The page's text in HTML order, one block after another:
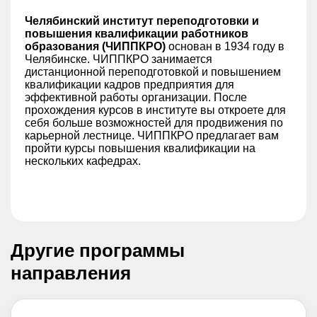
Челябинский институт переподготовки и
повышения квалификации работников
образования (ЧИППКРО) основан в 1934 году в
Челябинске. ЧИППКРО занимается
дистанционной переподготовкой и повышением
квалификации кадров предприятия для
эффективной работы организации. После
прохождения курсов в институте вы откроете для
себя больше возможностей для продвижения по
карьерной лестнице. ЧИППКРО предлагает вам
пройти курсы повышения квалификации на
нескольких кафедрах.
Другие программы
направления